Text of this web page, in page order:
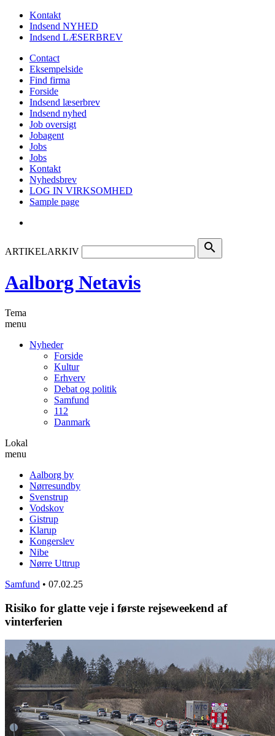
Kontakt
Indsend NYHED
Indsend LÆSERBREV
Contact
Eksempelside
Find firma
Forside
Indsend læserbrev
Indsend nyhed
Job oversigt
Jobagent
Jobs
Jobs
Kontakt
Nyhedsbrev
LOG IN VIRKSOMHED
Sample page
ARTIKELARKIV search
Aalborg Netavis
Tema
menu
Nyheder
Forside
Kultur
Erhverv
Debat og politik
Samfund
112
Danmark
Lokal
menu
Aalborg by
Nørresundby
Svenstrup
Vodskov
Gistrup
Klarup
Kongerslev
Nibe
Nørre Uttrup
Samfund • 07.02.25
Risiko for glatte veje i første rejseweekend af
vinterferien